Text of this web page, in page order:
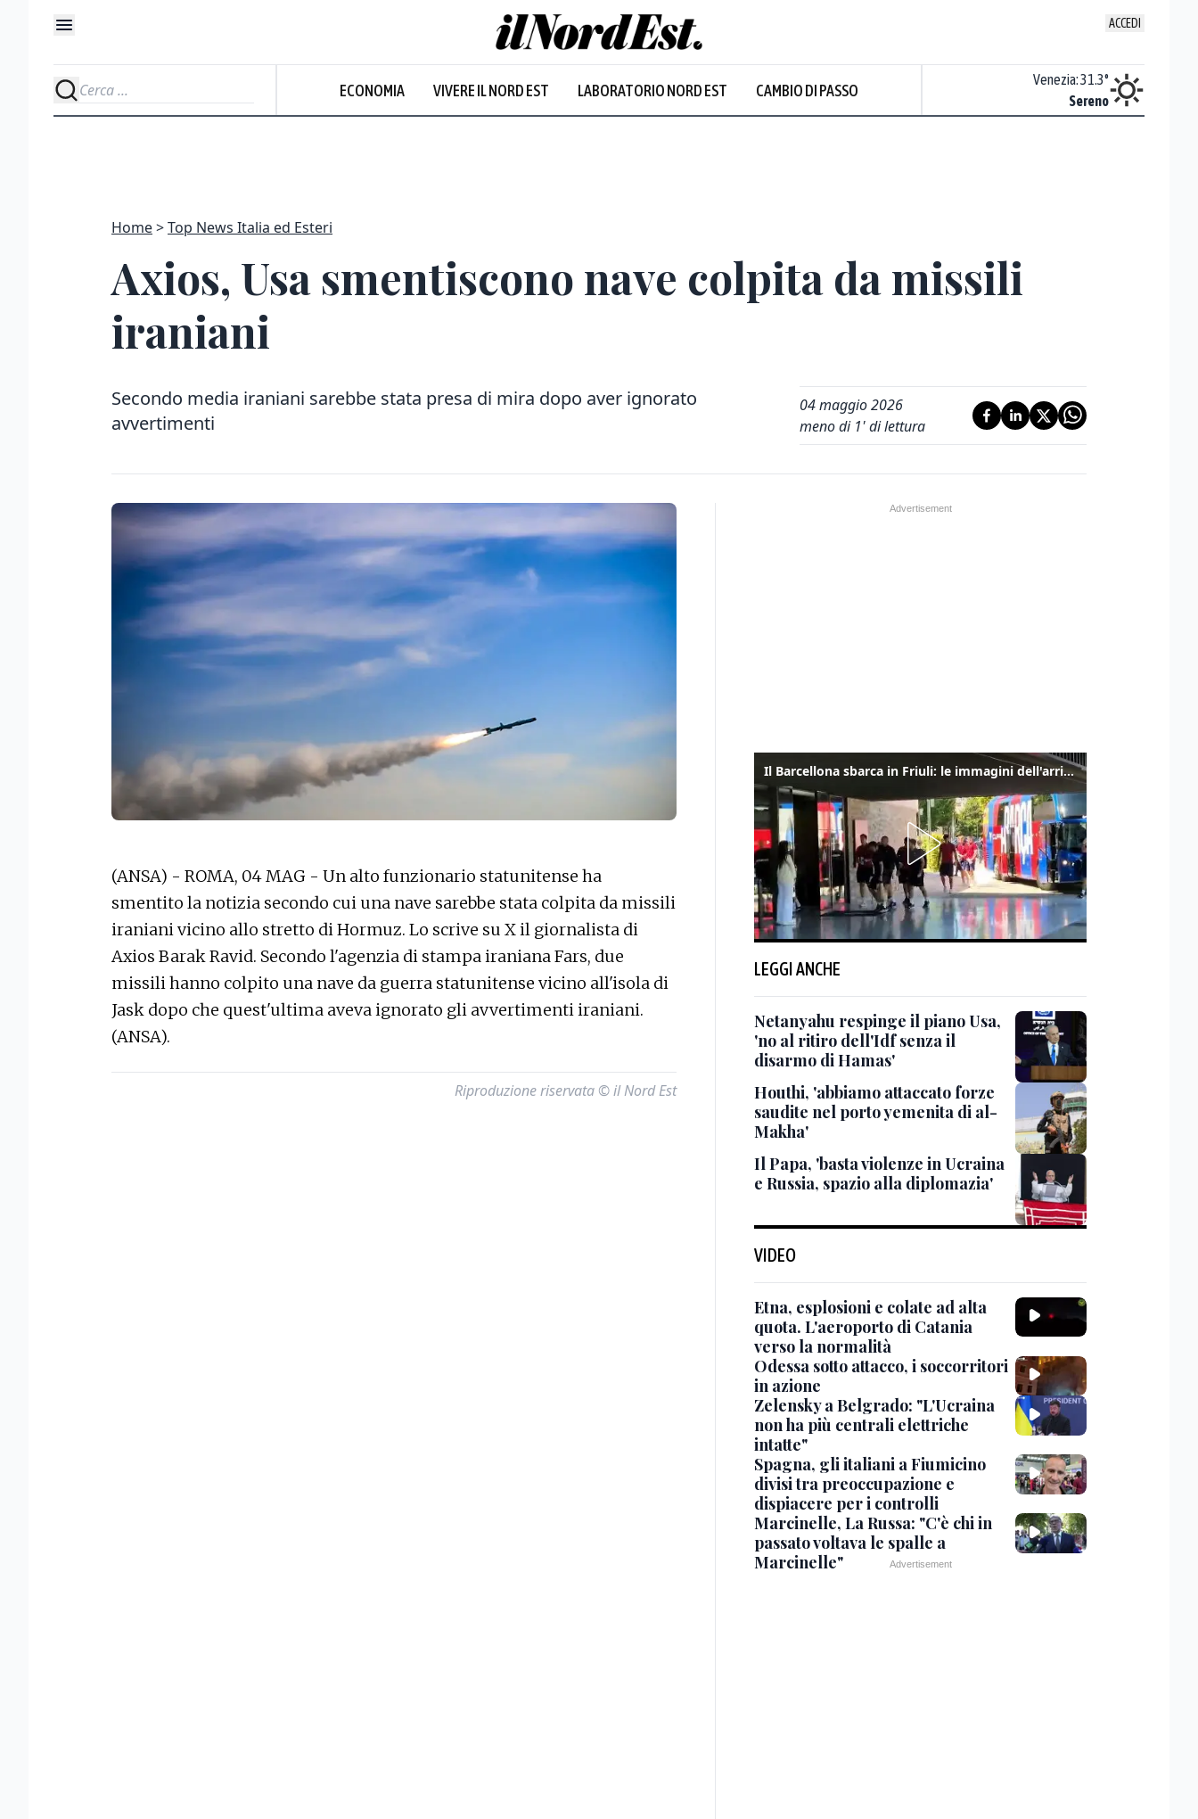
ACCEDI
ECONOMIA VIVERE IL NORD EST LABORATORIO NORD EST CAMBIO DI PASSO
Prevalentemente soleggiato
Venezia:31.3°
Sereno
Home Top News Italia ed Esteri
Axios, Usa smentiscono nave colpita da missili
iraniani
Secondo media iraniani sarebbe stata presa di mira dopo aver ignorato
avvertimenti
04 maggio 2026
meno di 1' di lettura
(ANSA) - ROMA, 04 MAG - Un alto funzionario statunitense ha
smentito la notizia secondo cui una nave sarebbe stata colpita da missili
iraniani vicino allo stretto di Hormuz. Lo scrive su X il giornalista di
Axios Barak Ravid. Secondo l'agenzia di stampa iraniana Fars, due
missili hanno colpito una nave da guerra statunitense vicino all'isola di
Jask dopo che quest'ultima aveva ignorato gli avvertimenti iraniani.
(ANSA).
Riproduzione riservata © il Nord Est
Il Barcellona sbarca in Friuli: le immagini dell'arrivo in albergo
LEGGI ANCHE
Netanyahu respinge il piano Usa,
'no al ritiro dell'Idf senza il
disarmo di Hamas'
Houthi, 'abbiamo attaccato forze
saudite nel porto yemenita di al-
Makha'
Il Papa, 'basta violenze in Ucraina
e Russia, spazio alla diplomazia'
VIDEO
Etna, esplosioni e colate ad alta
quota. L'aeroporto di Catania
verso la normalità
Odessa sotto attacco, i soccorritori
in azione
Zelensky a Belgrado: "L'Ucraina
non ha più centrali elettriche
intatte"
Spagna, gli italiani a Fiumicino
divisi tra preoccupazione e
dispiacere per i controlli
Marcinelle, La Russa: "C'è chi in
passato voltava le spalle a
Marcinelle"